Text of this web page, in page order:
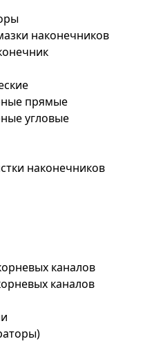
наконечников
прямые
угловые
наконечников
каналов
каналов